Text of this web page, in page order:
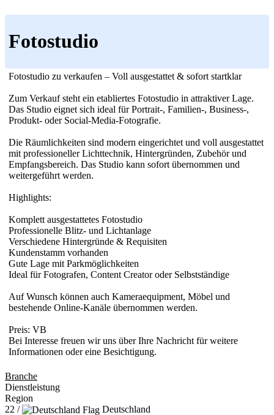
Fotostudio
Fotostudio zu verkaufen – Voll ausgestattet & sofort startklar
Zum Verkauf steht ein etabliertes Fotostudio in attraktiver Lage.
Das Studio eignet sich ideal für Portrait-, Familien-, Business-,
Produkt- oder Social-Media-Fotografie.
Die Räumlichkeiten sind modern eingerichtet und voll ausgestattet
mit professioneller Lichttechnik, Hintergründen, Zubehör und
Empfangsbereich. Das Studio kann sofort übernommen und
weitergeführt werden.
Highlights:
Komplett ausgestattetes Fotostudio
Professionelle Blitz- und Lichtanlage
Verschiedene Hintergründe & Requisiten
Kundenstamm vorhanden
Gute Lage mit Parkmöglichkeiten
Ideal für Fotografen, Content Creator oder Selbstständige
Auf Wunsch können auch Kameraequipment, Möbel und
bestehende Online-Kanäle übernommen werden.
Preis: VB
Bei Interesse freuen wir uns über Ihre Nachricht für weitere
Informationen oder eine Besichtigung.
Branche
Dienstleistung
Region
22 /
Deutschland